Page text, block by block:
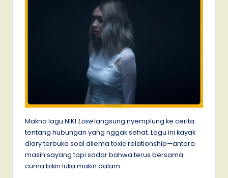
Makna lagu NIKI Loselangsung nyemplung ke cerita
tentang hubungan yang nggak sehat. Lagu ini kayak
diary terbuka soal dilema toxic relationship—antara
masih sayang tapi sadar bahwa terus bersama
cuma bikin luka makin dalam.